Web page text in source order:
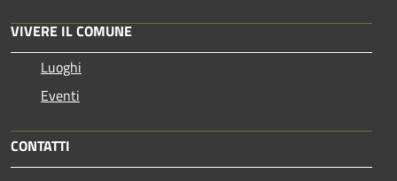
VIVERE IL COMUNE
Luoghi
Eventi
CONTATTI